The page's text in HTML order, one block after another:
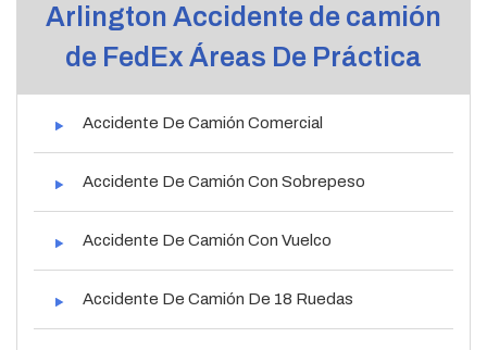
Arlington Accidente de camión
de FedEx Áreas De Práctica
Accidente De Camión Comercial
Accidente De Camión Con Sobrepeso
Accidente De Camión Con Vuelco
Accidente De Camión De 18 Ruedas